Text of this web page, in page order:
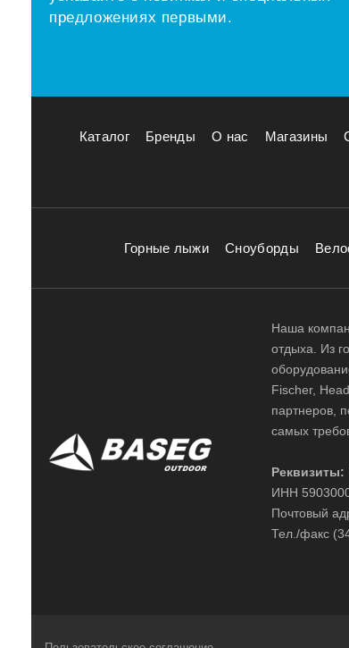
предложениях первыми.
Каталог Бренды О нас Магазины
Горные лыжи Сноуборды
Наша
отдыха. Из
Fischer,
партнеров,
самых
Реквизиты:
ИНН
Почтовый
Тел./факс